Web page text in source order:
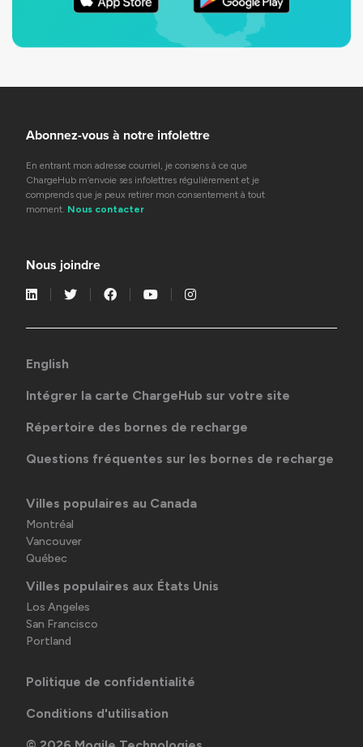
Abonnez-vous à notre infolettre
En entrant mon adresse courriel, je consens à ce que
ChargeHub m’envoie ses infolettres régulièrement et je
comprends que je peux retirer mon consentement à tout
moment. Nous contacter
Nous joindre
English
Intégrer la carte ChargeHub sur votre site
Répertoire des bornes de recharge
Questions fréquentes sur les bornes de recharge
Villes populaires au Canada
Montréal
Vancouver
Québec
Villes populaires aux États Unis
Los Angeles
San Francisco
Portland
Politique de confidentialité
Conditions d'utilisation